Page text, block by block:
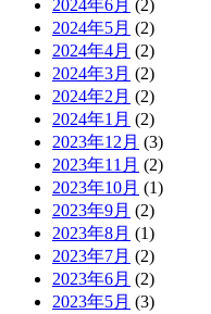
2024年6月 (2)
2024年5月 (2)
2024年4月 (2)
2024年3月 (2)
2024年2月 (2)
2024年1月 (2)
2023年12月 (3)
2023年11月 (2)
2023年10月 (1)
2023年9月 (2)
2023年8月 (1)
2023年7月 (2)
2023年6月 (2)
2023年5月 (3)